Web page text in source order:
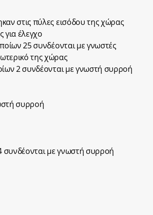
στις πύλες εισόδου της χώρας
έλεγχο
25 συνδέονται με γνωστές
της χώρας
2 συνδέονται με γνωστή συρροή
συρροή
συνδέονται με γνωστή συρροή